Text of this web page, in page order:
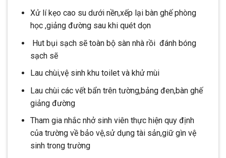
Xử lí kẹo cao su dưới nền,xếp lại bàn ghế phòng
học ,giảng đường sau khi quét dọn
Hut bụi sạch sẽ toàn bộ sàn nhà rồi đánh bóng
sạch sẽ
Lau chùi,vệ sinh khu toilet và khử mùi
Lau chùi các vết bẩn trên tường,bảng đen,bàn ghế
giảng đường
Tham gia nhắc nhở sinh viên thực hiện quy định
của trường về bảo vệ,sử dụng tài sản,giữ gìn vệ
sinh trong trường